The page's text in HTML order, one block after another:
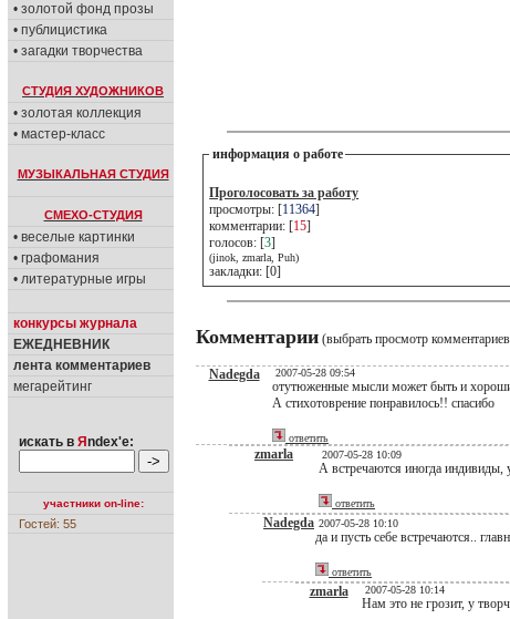
• золотой фонд прозы
• публицистика
• загадки творчества
СТУДИЯ ХУДОЖНИКОВ
• золотая коллекция
• мастер-класс
МУЗЫКАЛЬНАЯ СТУДИЯ
СМЕХО-СТУДИЯ
• веселые картинки
• графомания
• литературные игры
конкурсы журнала
ЕЖЕДНЕВНИК
лента комментариев
мегарейтинг
искать в Я ndex'е:
участники on-line:
Гостей: 55
информация о работе
Проголосовать за работу
просмотры: [11364]
комментарии: [15]
голосов: [3]
(jinok, zmarla, Puh)
закладки: [0]
Комментарии (выбрать просмотр комментариев
Nadegda 2007-05-28 09:54
отутюженные мысли может быть и
А стихотоврение понравилось!! спасибо
ответить
zmarla 2007-05-28 10:09
А встречаются иногда
ответить
Nadegda 2007-05-28 10:10
да и пусть себе встречаются..
ответить
zmarla 2007-05-28 10:14
Нам это не грозит, у